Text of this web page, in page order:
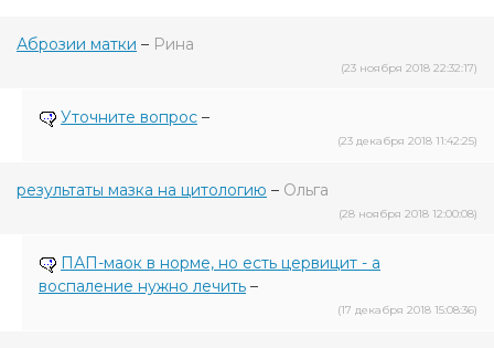
Аброзии матки – Рина
(23 ноября 2018 22:32:17)
Уточните вопрос –
(23 декабря 2018 11:42:25)
результаты мазка на цитологию – Ольга
(28 ноября 2018 12:00:08)
ПАП-маок в норме, но есть цервицит - а
воспаление нужно лечить –
(17 декабря 2018 15:08:36)